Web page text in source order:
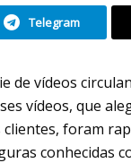
Telegram
de vídeos
vídeos, que
foram
conhecidas